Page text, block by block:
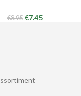
€8.95 €7.45